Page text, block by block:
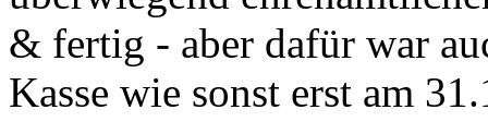
& fertig - aber dafür war
Kasse wie sonst erst am